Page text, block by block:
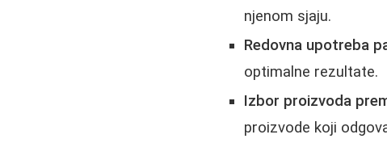
njenom sjaju.
Redovna upotreba
optimalne rezultate.
Izbor proizvoda
proizvode koji